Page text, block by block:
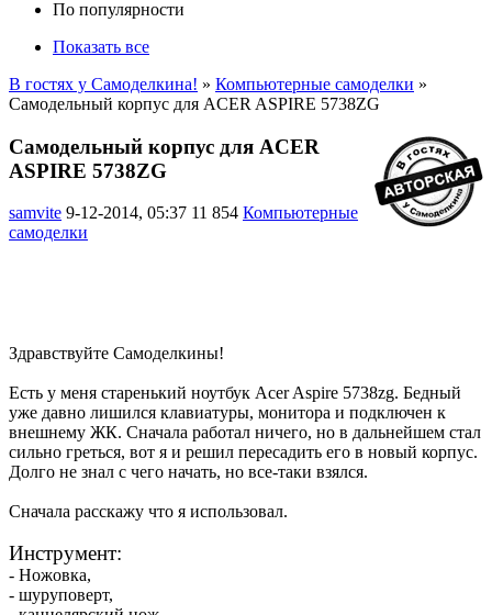
По популярности
Показать все
В гостях у Самоделкина! » Компьютерные самоделки »
Самодельный корпус для ACER ASPIRE 5738ZG
Самодельный корпус для ACER
ASPIRE 5738ZG
samvite 9-12-2014, 05:37 11 854 Компьютерные
самоделки
Здравствуйте Самоделкины!
Есть у меня старенький ноутбук Acer Aspire 5738zg. Бедный
уже давно лишился клавиатуры, монитора и подключен к
внешнему ЖК. Сначала работал ничего, но в дальнейшем стал
сильно греться, вот я и решил пересадить его в новый корпус.
Долго не знал с чего начать, но все-таки взялся.
Сначала расскажу что я использовал.
Инструмент:
- Ножовка,
- шуруповерт,